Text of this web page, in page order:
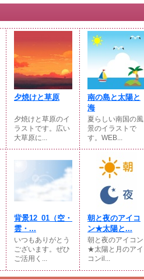
夕焼けと草原
夕焼けと草原のイ
ラストです。広い
大草原に...
南の島と太陽と
海
夏らしい南国の風
景のイラストで
す。WEB...
背景12_01（空・
雲・...
いつもありがとう
ございます。ぜひ
ご活用く...
朝と夜のアイコ
ン★太陽と...
朝と夜のアイコン
★太陽と月のアイ
コンil...